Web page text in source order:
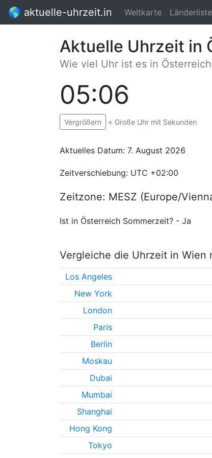
🌎 aktuelle-uhrzeit.in Weltkarte Länderliste
Aktuelle Uhrzeit in
Wie viel Uhr ist es in
05:06
Vergrößern « Große Uhr mit Sekunden
Aktuelles Datum: 7. August 2026
Zeitverschiebung: UTC +02:00
Zeitzone: MESZ (Europe/
Ist in Österreich Sommerzeit? - Ja
Vergleiche die Uhrzeit in Wien
Los Angeles
New York
London
Paris
Berlin
Moskau
Dubai
Mumbai
Shanghai
Hong Kong
Tokyo